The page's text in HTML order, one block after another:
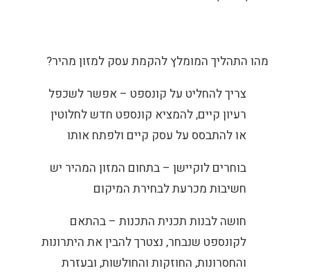
מהו התהליך המומלץ להקמת עסק למזון מהיר?
צריך להחליט על קונספט – אפשר לשכפל
רעיון קיים, להמציא קונספט חדש לחלוטין
או להתבסס על עסק קיים ולפתח אותו
בוחרים לוקיישן – בתחום המזון המהיר יש
חשיבות מכרעת לבחירת המיקום
חושה לבנות תכנית התכנות – בהתאם
לקונספט שנבחר, נצטרך להבין את היתרונות
והחסרונות, החוזקות והחולשות, ובעזרת